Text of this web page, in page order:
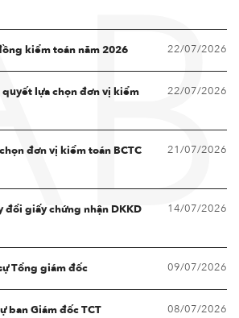
kiểm toán năm 2026 22/07/2026
quyết lựa chọn đơn vị kiểm
22/07/2026
đơn vị kiểm toán BCTC
21/07/2026
đổi giấy chứng nhận DKKD
14/07/2026
Tổng giám đốc 09/07/2026
ban Giám đốc TCT 08/07/2026